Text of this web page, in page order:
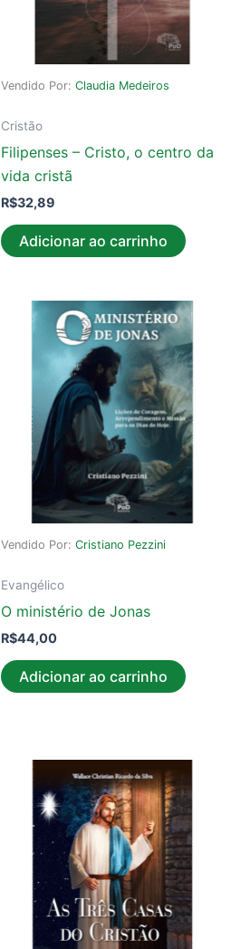
Vendido Por: Claudia Medeiros
Cristão
Filipenses – Cristo, o centro da
vida cristã
R$32,89
Adicionar ao carrinho
Vendido Por: Cristiano Pezzini
Evangélico
O ministério de Jonas
R$44,00
Adicionar ao carrinho